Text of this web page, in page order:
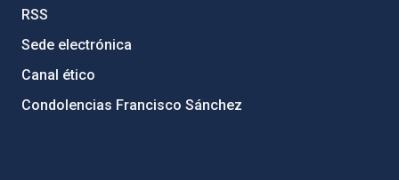
RSS
Sede electrónica
Canal ético
Condolencias Francisco Sánchez